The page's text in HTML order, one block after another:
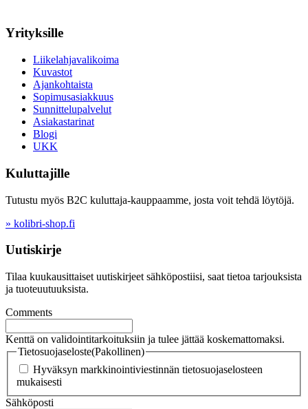
Yrityksille
Liikelahjavalikoima
Kuvastot
Ajankohtaista
Sopimusasiakkuus
Sunnittelupalvelut
Asiakastarinat
Blogi
UKK
Kuluttajille
Tutustu myös B2C kuluttaja-kauppaamme, josta voit tehdä löytöjä.
» kolibri-shop.fi
Uutiskirje
Tilaa kuukausittaiset uutiskirjeet sähköpostiisi, saat tietoa tarjouksista
ja tuoteuutuuksista.
Comments
Kenttä on validointitarkoituksiin ja tulee jättää koskemattomaksi.
Tietosuojaseloste(Pakollinen)
Hyväksyn markkinointiviestinnän tietosuojaselosteen
mukaisesti
Sähköposti